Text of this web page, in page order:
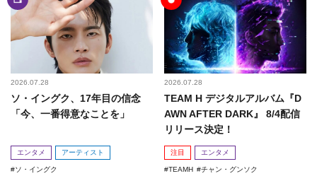
2026.07.28
ソ・イングク、17年目の信念
「今、一番得意なことを」
エンタメ アーティスト
ソ・イングク
2026.07.28
TEAM H デジタルアルバム『D
AWN AFTER DARK』 8/4配信
リリース決定！
注目 エンタメ
TEAMH チャン・グンソク